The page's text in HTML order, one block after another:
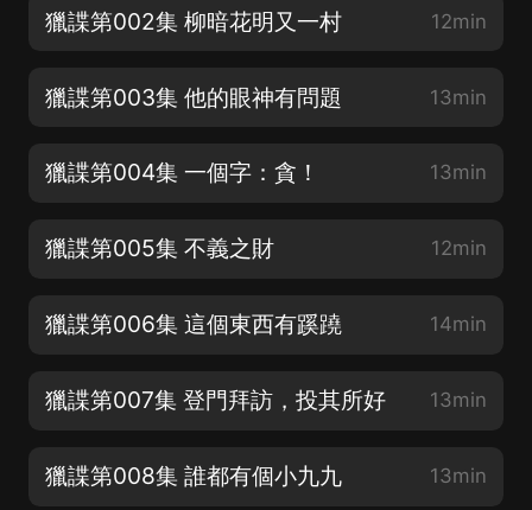
獵諜第002集 柳暗花明又一村 12min
獵諜第003集 他的眼神有問題 13min
獵諜第004集 一個字：貪！ 13min
獵諜第005集 不義之財 12min
獵諜第006集 這個東西有蹊蹺 14min
獵諜第007集 登門拜訪，投其所好 13min
獵諜第008集 誰都有個小九九 13min